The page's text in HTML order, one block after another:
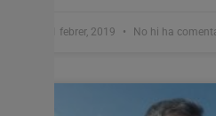
11 febrer, 2019 No hi ha